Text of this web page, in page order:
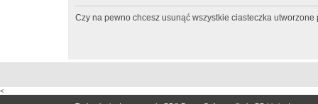
Czy na pewno chcesz usunąć wszystkie ciasteczka utworzone
<